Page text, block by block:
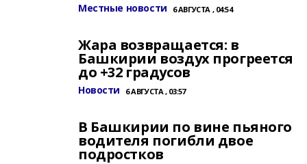
Местные новости 6 АВГУСТА , 04:54
Жара возвращается: в
Башкирии воздух прогреется
до +32 градусов
Новости 6 АВГУСТА , 03:57
В Башкирии по вине пьяного
водителя погибли двое
подростков